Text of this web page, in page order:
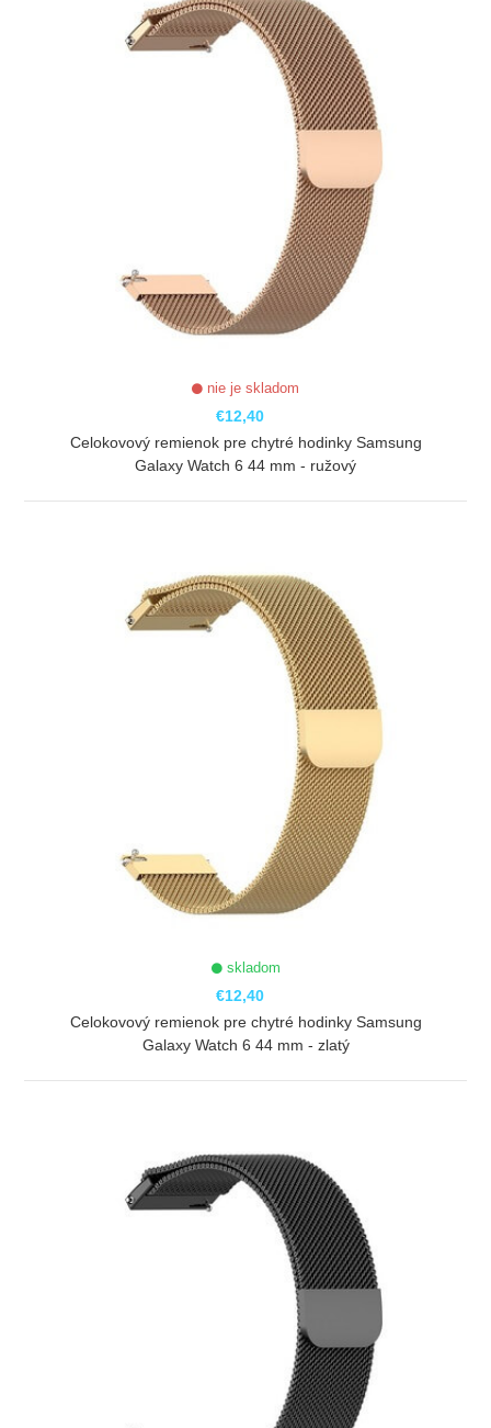
nie je skladom
€12,40
Celokovový remienok pre chytré hodinky Samsung
Galaxy Watch 6 44 mm - ružový
skladom
€12,40
Celokovový remienok pre chytré hodinky Samsung
Galaxy Watch 6 44 mm - zlatý